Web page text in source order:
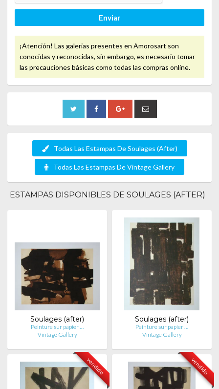
Enviar
¡Atención! Las galerias presentes en Amorosart son
conocidas y reconocidas, sin embargo, es necesario tomar
las precauciones básicas como todas las compras online.
Todas Las Estampas De Soulages (After)
Todas Las Estampas De Vintage Gallery
ESTAMPAS DISPONIBLES DE SOULAGES (AFTER)
Soulages (after)
Peinture sur papier …
Vintage Gallery
Soulages (after)
Peinture sur papier …
Vintage Gallery
vendido vendido